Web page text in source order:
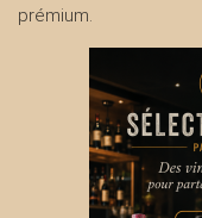
prémium.